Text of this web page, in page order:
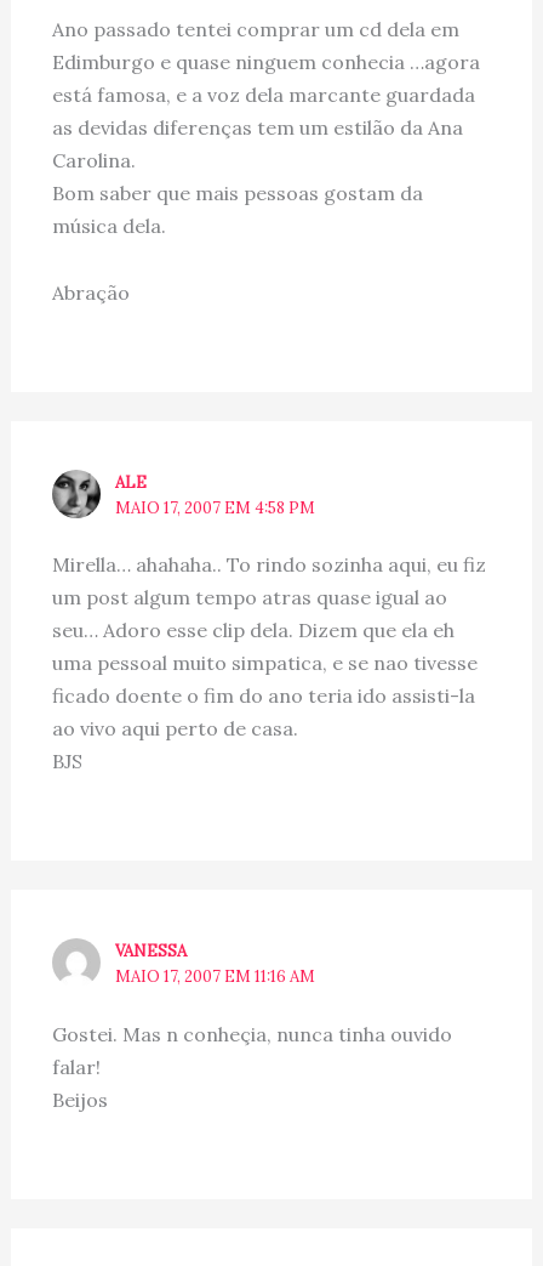
Ano passado tentei comprar um cd dela em
Edimburgo e quase ninguem conhecia …agora
está famosa, e a voz dela marcante guardada
as devidas diferenças tem um estilão da Ana
Carolina.
Bom saber que mais pessoas gostam da
música dela.
Abração
ALE
MAIO 17, 2007 EM 4:58 PM
Mirella… ahahaha.. To rindo sozinha aqui, eu fiz
um post algum tempo atras quase igual ao
seu… Adoro esse clip dela. Dizem que ela eh
uma pessoal muito simpatica, e se nao tivesse
ficado doente o fim do ano teria ido assisti-la
ao vivo aqui perto de casa.
BJS
VANESSA
MAIO 17, 2007 EM 11:16 AM
Gostei. Mas n conheçia, nunca tinha ouvido
falar!
Beijos